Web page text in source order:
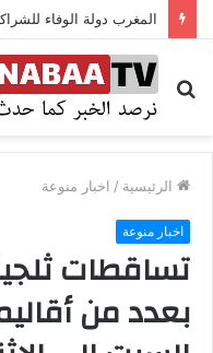
المغرب دولة الوفاء
بحث
عن
الرئيسية / اخبار منوعة
اخبار منوعة
تساقطات
بعدد من